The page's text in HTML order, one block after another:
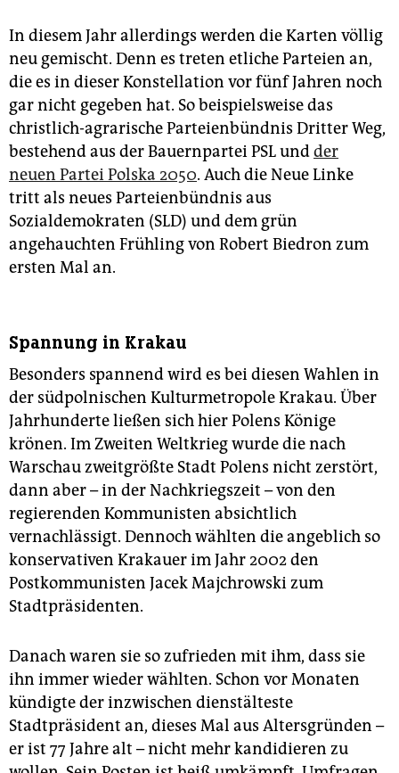
In diesem Jahr allerdings werden die Karten völlig
neu gemischt. Denn es treten etliche Parteien an,
die es in dieser Konstellation vor fünf Jahren noch
gar nicht gegeben hat. So beispielsweise das
christlich-agrarische Parteienbündnis Dritter Weg,
bestehend aus der Bauernpartei PSL undder
neuen Partei Polska 2050. Auch die Neue Linke
tritt als neues Parteienbündnis aus
Sozialdemokraten (SLD) und dem grün
angehauchten Frühling von Robert Biedron zum
ersten Mal an.
Spannung in Krakau
Besonders spannend wird es bei diesen Wahlen in
der südpolnischen Kulturmetropole Krakau. Über
Jahrhunderte ließen sich hier Polens Könige
krönen. Im Zweiten Weltkrieg wurde die nach
Warschau zweitgrößte Stadt Polens nicht zerstört,
dann aber – in der Nachkriegszeit – von den
regierenden Kommunisten absichtlich
vernachlässigt. Dennoch wählten die angeblich so
konservativen Krakauer im Jahr 2002 den
Postkommunisten Jacek Majchrowski zum
Stadtpräsidenten.
Danach waren sie so zufrieden mit ihm, dass sie
ihn immer wieder wählten. Schon vor Monaten
kündigte der inzwischen dienstälteste
Stadtpräsident an, dieses Mal aus Altersgründen –
er ist 77 Jahre alt – nicht mehr kandidieren zu